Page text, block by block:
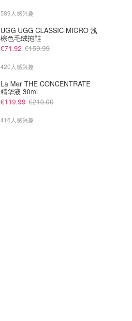
589人感兴趣
UGG UGG CLASSIC MICRO 浅
棕色毛绒拖鞋
€71.92 €159.99
420人感兴趣
La Mer THE CONCENTRATE
精华液 30ml
€119.99 €210.00
416人感兴趣